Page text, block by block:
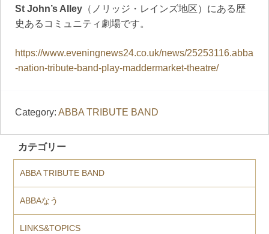
St John’s Alley （ノリッジ・レインズ地区）にある歴
史あるコミュニティ劇場です。
https://www.eveningnews24.co.uk/news/25253116.abba
-nation-tribute-band-play-maddermarket-theatre/
Category: ABBA TRIBUTE BAND
カテゴリー
ABBA TRIBUTE BAND
ABBAなう
LINKS&TOPICS